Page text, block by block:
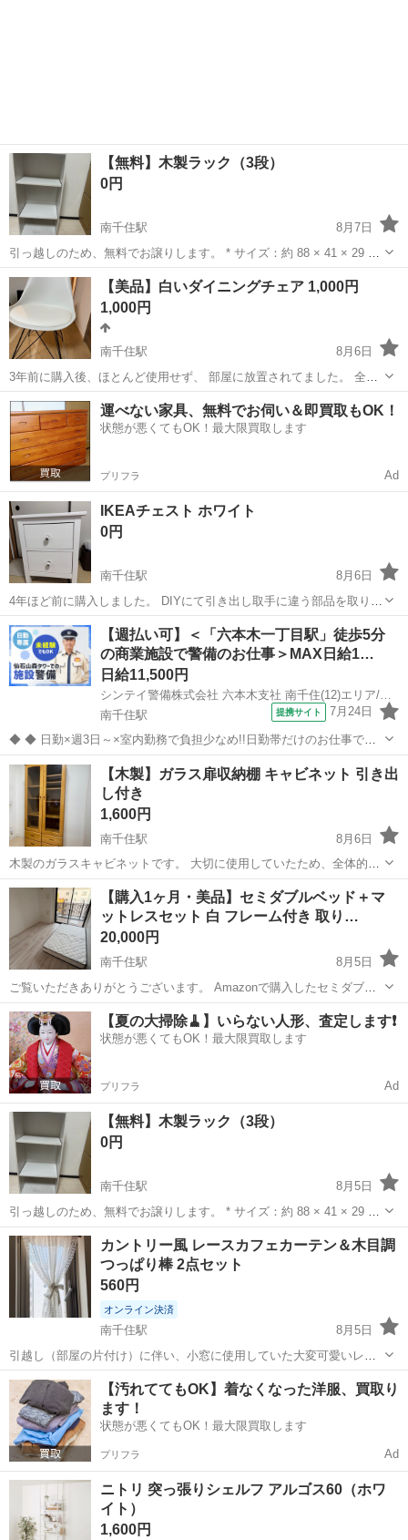
【無料】木製ラック（3段）
0円
南千住駅
8月7日
引っ越しのため、無料でお譲りします。 * サイズ：約 88 × 41 × 29 cm
* 3段の木製ラックです。 * 見た目がきれいで、収納にも便利です。 天
板に小さな擦り傷があります。 また、一番下の棚にも小さな汚れや...
東京 台東区 南千住駅 収納家具 木製
【美品】白いダイニングチェア 1,000円
1,000円
南千住駅
8月6日
3年前に購入後、ほとんど使用せず、 部屋に放置されてました。 全体
的に目立つ傷なく綺麗ですが、写真5枚目の通り、若干の擦れがありま
す。 パッと見では気にならない程度ですが、中古品であることをご理
解いただける方の...
東京 台東区 南千住駅 椅子
運べない家具、無料でお伺い＆即買取もOK！
状態が悪くてもOK！最大限買取します
プリフラ Ad
IKEAチェスト ホワイト
0円
南千住駅
8月6日
4年ほど前に購入しました。 DIYにて引き出し取手に違う部品を取り付
けています。他投稿とのまとめて引き取ってくれる方を優先します。
IKEAのHEMNES（ヘムネス）シリーズ 白いサイドテーブル 幅: 54 cm
奥行き: ...
東京 足立区 南千住駅 収納家具 チェスト
【週払い可】＜「六本木一丁目駅」徒歩5分
の商業施設で警備のお仕事＞MAX日給1…
日給11,500円
シンテイ警備株式会社 六本木支社 南千住(12)エリア/A3203200117
南千住駅
提携サイト 7月24日
◆ ◆ 日勤×週3日～×室内勤務で負担少なめ!!日勤帯だけのお仕事で
す！ 4パターンのシフトがあるから ライフスタイルに合わせて働ける♪
休憩時間2.5～3hでゆっくり休めます◎ シフト自己申告制でプライベ
ートと両立バッ...
東京 荒川区 南千住駅 警備員
【木製】ガラス扉収納棚 キャビネット 引き出
し付き
1,600円
南千住駅
8月6日
木製のガラスキャビネットです。 大切に使用していたため、全体的に
きれいな状態です。 ガラス扉なので、本や食器、コレクションなどの
収納・ディスプレイにおすすめです。 引き出し4杯付きで収納力があ
ります。 サイズは高さ180c...
東京 荒川区 南千住駅 収納家具
【購入1ヶ月・美品】セミダブルベッド＋マ
ットレスセット 白 フレーム付き 取り…
20,000円
南千住駅
8月5日
ご覧いただきありがとうございます。 Amazonで購入したセミダブル
ベッドです。 部屋のサイズに合わなかったため、サイズ変更のため出
品します。 購入してから約1ヶ月ほどしか使用しておらず、状態はと
ても綺麗です。 【商品...
東京 荒川区 南千住駅 ベッド
【夏の大掃除🧹】いらない人形、査定します❗️
状態が悪くてもOK！最大限買取します
プリフラ Ad
【無料】木製ラック（3段）
0円
南千住駅
8月5日
引っ越しのため、無料でお譲りします。 * サイズ：約 88 × 41 × 29 cm
* 3段の木製ラックです。 * 見た目がきれいで、収納にも便利です。 天
板に小さな擦り傷があります。 また、一番下の棚にも小さな汚れや...
東京 台東区 南千住駅
カントリー風 レースカフェカーテン＆木目調
つっぱり棒 2点セット
560円
オンライン決済
南千住駅
8月5日
引越し（部屋の片付け）に伴い、小窓に使用していた大変可愛いレー
スのカフェカーテンと、木目調のつっぱり棒（伸縮ポール）の2点セッ
トを格安でお譲りいたします。 フレンチカントリーや北欧風のインテ
リアにぴったりの、繊細なレースフ...
東京 台東区 南千住駅 カーテン、ブラインド つっぱり
【汚れててもOK】着なくなった洋服、買取り
ます！
状態が悪くてもOK！最大限買取します
プリフラ Ad
ニトリ 突っ張りシェルフ アルゴス60（ホワ
イト）
1,600円